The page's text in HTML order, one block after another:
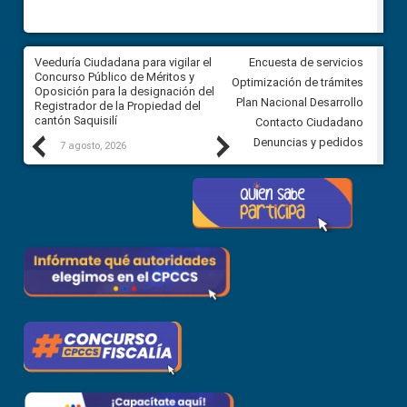
Previous
Veeduría Ciudadana para vigilar el
Concurso Público de Méritos y
Oposición para la designación del
Registrador de la Propiedad del
cantón Saquisilí
7 agosto, 2026
Veeduría Ciudadana para
construcción del asfaltado de
Ballenita del cantón Santa
7 agosto, 2026
Next
Encuesta de servicios
Optimización de trámites
Plan Nacional Desarrollo
Contacto Ciudadano
Denuncias y pedidos